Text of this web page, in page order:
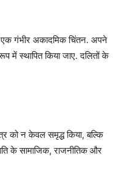
एक गंभीर अकादमिक चिंतन. अपने
में स्थापित किया जाए. दलितों के
को न केवल समृद्ध किया, बल्कि
के सामाजिक, राजनीतिक और